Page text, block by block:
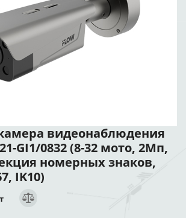
видеонаблюдения
GI1/0832 (8-32 мото, 2Мп,
номерных знаков,
IK10)